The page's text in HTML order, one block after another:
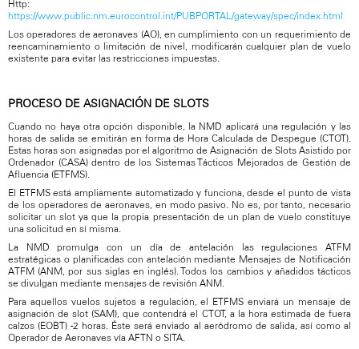
Http:
https://www.public.nm.eurocontrol.int/PUBPORTAL/gateway/spec/index.html
Los operadores de aeronaves (AO), en cumplimiento con un requerimiento de
reencaminamiento o limitación de nivel, modificarán cualquier plan de vuelo
existente para evitar las restricciones impuestas.
PROCESO DE ASIGNACIÓN DE SLOTS
Cuando no haya otra opción disponible, la NMD aplicará una regulación y las
horas de salida se emitirán en forma de Hora Calculada de Despegue (CTOT).
Estas horas son asignadas por el algoritmo de Asignación de Slots Asistido por
Ordenador (CASA) dentro de los Sistemas Tácticos Mejorados de Gestión de
Afluencia (ETFMS).
El ETFMS está ampliamente automatizado y funciona, desde el punto de vista
de los operadores de aeronaves, en modo pasivo. No es, por tanto, necesario
solicitar un slot ya que la propia presentación de un plan de vuelo constituye
una solicitud en sí misma.
La NMD promulga con un día de antelación las regulaciones ATFM
estratégicas o planificadas con antelación mediante Mensajes de Notificación
ATFM (ANM, por sus siglas en inglés). Todos los cambios y añadidos tácticos
se divulgan mediante mensajes de revisión ANM.
Para aquellos vuelos sujetos a regulación, el ETFMS enviará un mensaje de
asignación de slot (SAM), que contendrá el CTOT, a la hora estimada de fuera
calzos (EOBT) -2 horas. Éste será enviado al aeródromo de salida, así como al
Operador de Aeronaves vía AFTN o SITA.